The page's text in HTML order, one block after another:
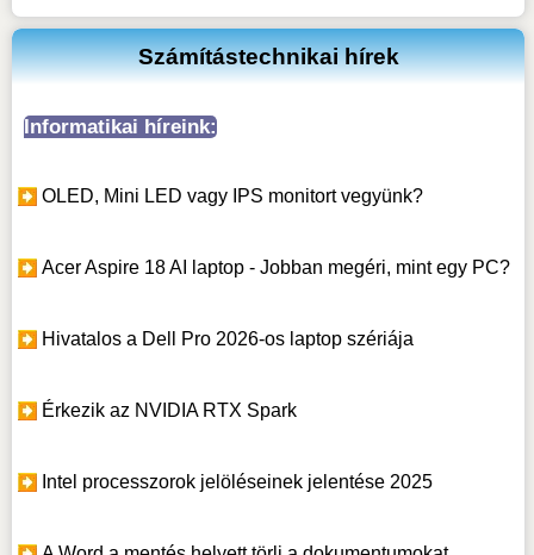
Számítástechnikai hírek
Informatikai híreink:
OLED, Mini LED vagy IPS monitort vegyünk?
Acer Aspire 18 AI laptop - Jobban megéri, mint egy PC?
Hivatalos a Dell Pro 2026-os laptop szériája
Érkezik az NVIDIA RTX Spark
Intel processzorok jelöléseinek jelentése 2025